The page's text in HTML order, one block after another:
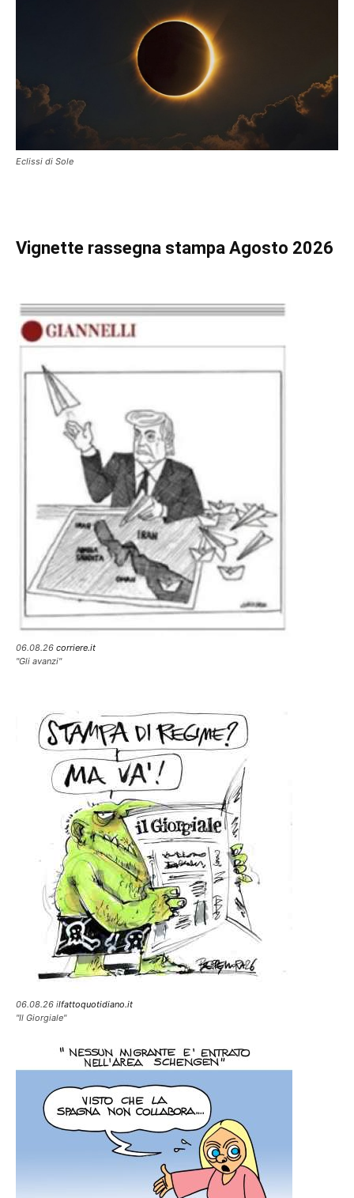
Eclissi di Sole
Vignette rassegna stampa Agosto 2026
06.08.26 corriere.it
"Gli avanzi"
06.08.26 ilfattoquotidiano.it
"Il Giorgiale"